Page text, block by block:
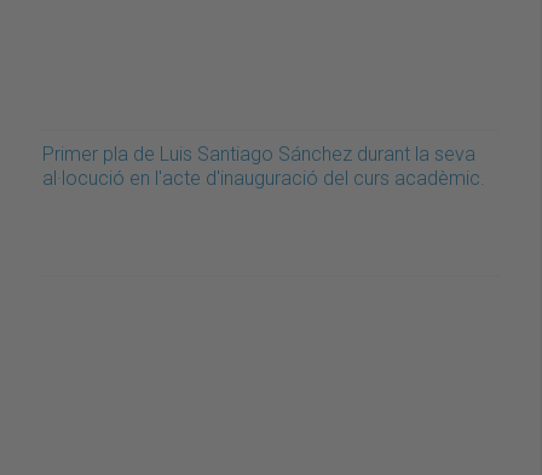
Primer pla de Luis Santiago Sánchez durant la seva
al·locució en l'acte d'inauguració del curs acadèmic.